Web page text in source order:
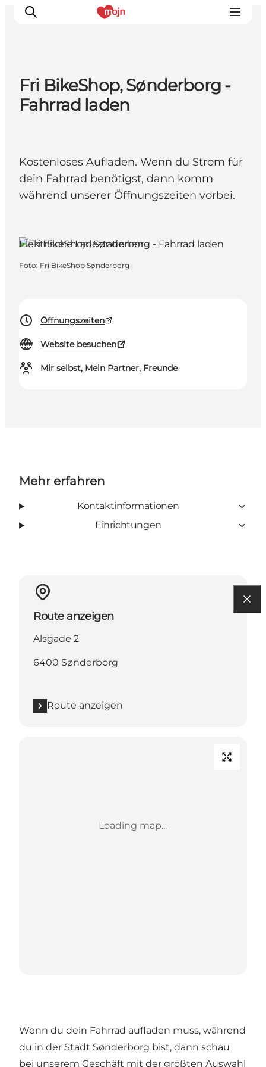
Erlebnisse
Plane deine Reise
Booking
Fri BikeShop, Sønderborg -
Fahrrad laden
Kostenloses Aufladen. Wenn du Strom für
dein Fahrrad benötigst, dann komm
während unserer Öffnungszeiten vorbei.
Öffnungszeiten
Website besuchen
Mir selbst, Mein Partner, Freunde
Elektrische Ladestationen
Foto: Fri BikeShop Sønderborg
Mehr erfahren
Kontaktinformationen
Einrichtungen
Route anzeigen
Alsgade 2
6400 Sønderborg
Route anzeigen
Loading map...
Wenn du dein Fahrrad aufladen muss, während
du in der Stadt Sønderborg bist, dann schau
bei unserem Geschäft mit der größten Auswahl